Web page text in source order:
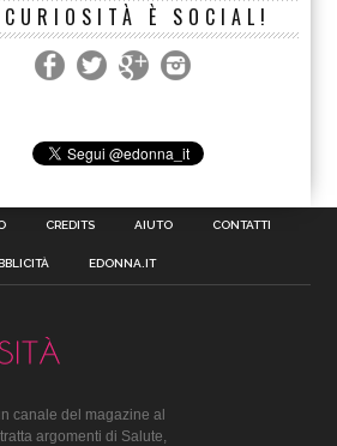
È SOCIAL!
CREDITS AIUTO CONTATTI
EDONNA.IT
canale del magazine al
argomenti di Salute,